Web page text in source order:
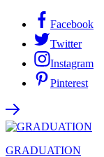
Facebook
Twitter
Instagram
Pinterest
GRADUATION